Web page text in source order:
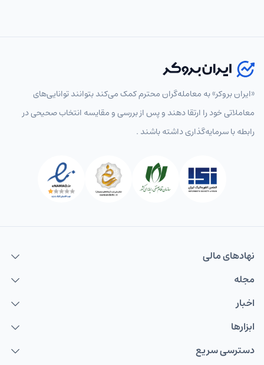
«ایران بروکر» به معامله‌گران محترم کمک می‌کند بتوانند توانایی‌های
معاملاتی خود را ارتقا دهند و پس از بررسی و مقایسه انتخاب‌ صحیحی در
رابطه با سرمایه‌گذاری داشته باشند .
نهاد‌های مالی
مجله
اخبار
ابزارها
دسترسی سریع